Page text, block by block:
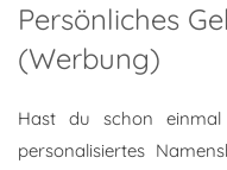
Persönliches
(Werbung)
Hast du schon
personalisiertes